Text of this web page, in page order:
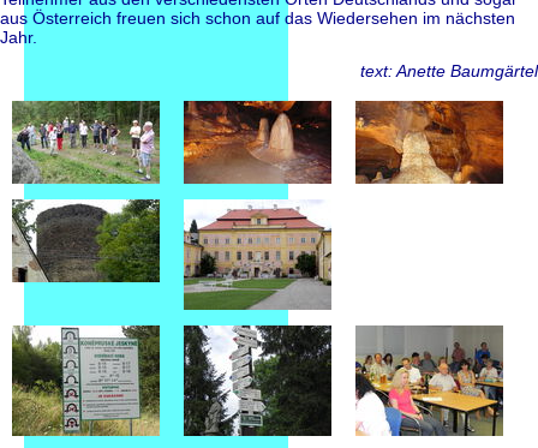
aus Österreich freuen sich schon auf das Wiedersehen im nächsten
Jahr.
text: Anette Baumgärtel